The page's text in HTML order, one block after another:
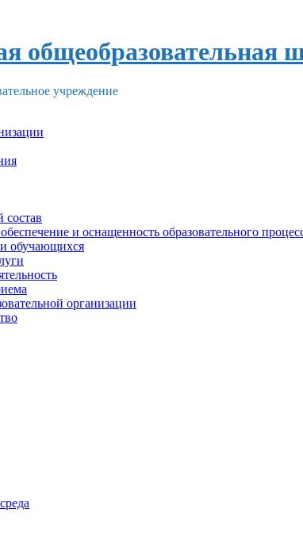
учреждение
состав
и оснащенность образовательного
обучающихся
организации